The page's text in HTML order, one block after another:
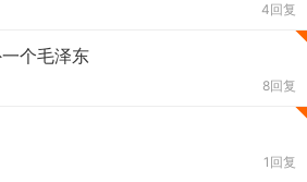
4回复
个毛泽东
8回复
1回复